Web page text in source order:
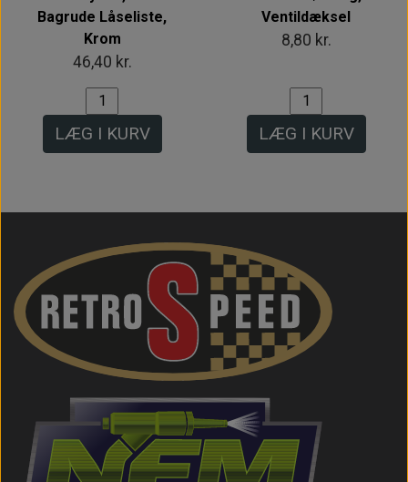
Bagrude Låseliste,
Krom
46,40 kr.
LÆG I KURV
Ventildæksel
8,80 kr.
LÆG I KURV